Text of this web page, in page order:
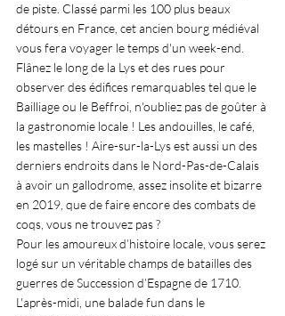
de piste. Classé parmi les 100 plus beaux
détours en France, cet ancien bourg médiéval
vous fera voyager le temps d'un week-end.
Flânez le long de la Lys et des rues pour
observer des édifices remarquables tel que le
Bailliage ou le Beffroi, n'oubliez pas de goûter à
la gastronomie locale ! Les andouilles, le café,
les mastelles ! Aire-sur-la-Lys est aussi un des
derniers endroits dans le Nord-Pas-de-Calais
à avoir un gallodrome, assez insolite et bizarre
en 2019, que de faire encore des combats de
coqs, vous ne trouvez pas ?
Pour les amoureux d’histoire locale, vous serez
logé sur un véritable champs de batailles des
guerres de Succession d’Espagne de 1710.
L'après-midi, une balade fun dans le